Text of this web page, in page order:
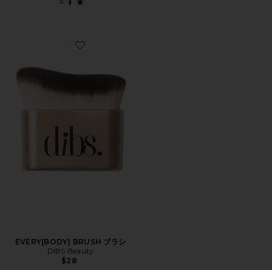
Favorite EVERY(BODY) BRUSH ブラシ
EVERY(BODY) BRUSH ブラシ
DIBS Beauty
$28